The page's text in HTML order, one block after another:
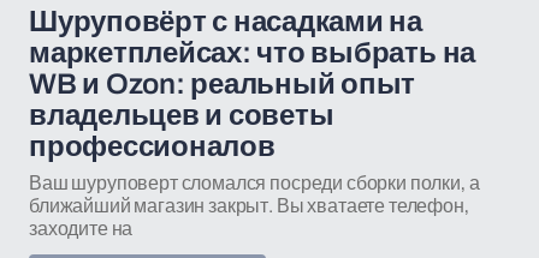
Шуруповёрт с насадками на
маркетплейсах: что выбрать на
WB и Ozon: реальный опыт
владельцев и советы
профессионалов
Ваш шуруповерт сломался посреди сборки полки, а
ближайший магазин закрыт. Вы хватаете телефон,
заходите на